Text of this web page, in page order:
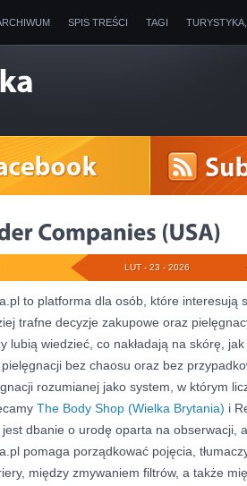
SPIS TREŚCI TAGI
LUT - 23 - 2026
to platforma dla osób, które interesują
trafne decyzje zakupowe oraz
lubią wiedzieć, co nakładają na skórę, jak
bez chaosu oraz bez
rozumianej jako system, w którym
The Body Shop (Wielka Brytania) i
dbanie o urodę oparta na obserwacji,
pomaga porządkować pojęcia,
między zmywaniem filtrów, a także